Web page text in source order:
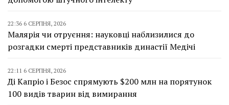
22:36 6 СЕРПНЯ, 2026
Малярія чи отруєння: науковці наблизилися до
розгадки смерті представників династії Медічі
22:11 6 СЕРПНЯ, 2026
Ді Капріо і Безос спрямують $200 млн на порятунок
100 видів тварин від вимирання